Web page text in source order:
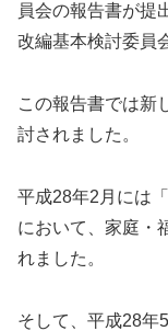
員会の報告書が提
改編基本検討委員
この報告書では新
討されました。
平成28年2月には
において、家庭・
れました。
そして、平成28年